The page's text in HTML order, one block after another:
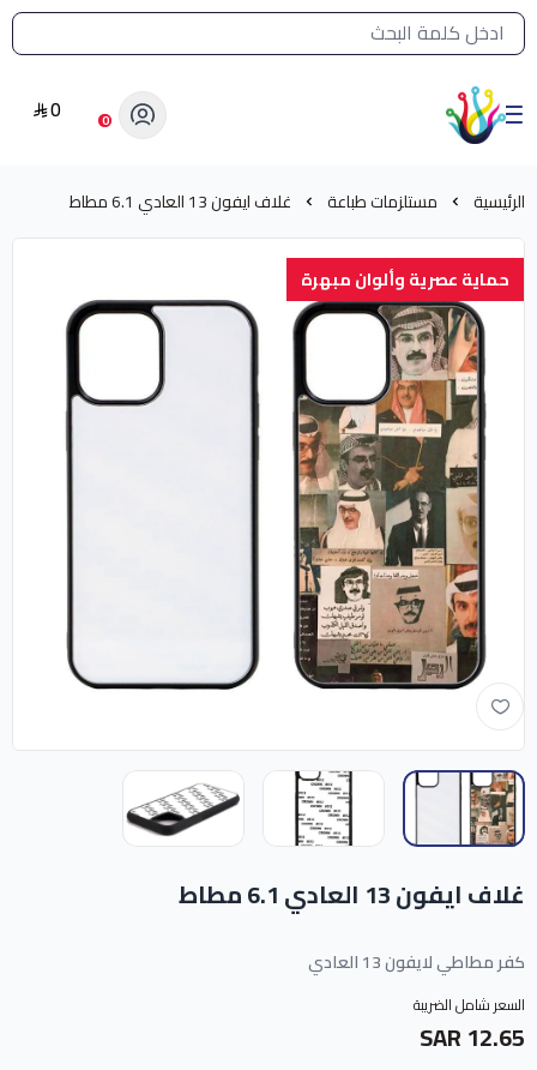
القائمة الرئيسية لمتجر الشرق النادر
الشرق النادر بيع مستلزمات طباعة حرارية 0
0
الرئيسية مستلزمات طباعة غلاف ايفون 13 العادي 6.1 مطاط
حماية عصرية وألوان مبهرة
غلاف ايفون 13 العادي 6.1 مطاط
كفر مطاطي لايفون 13 العادي
السعر شامل الضريبة
12.65 SAR